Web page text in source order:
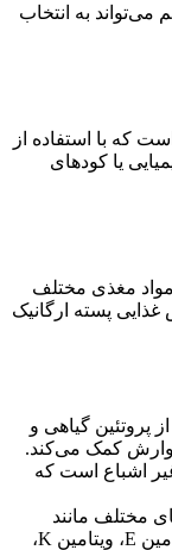
می‌تواند به انتخاب
که با استفاده از
یا کودهای
مواد مغذی مختلف
پسته ارگانیک
پروتئین گیاهی و
کمک می‌کند.
اشباع است که
مختلف مانند
ویتامین‌های B (B6، نیاسین، فولات)، ویتامین E، ویتامین K،